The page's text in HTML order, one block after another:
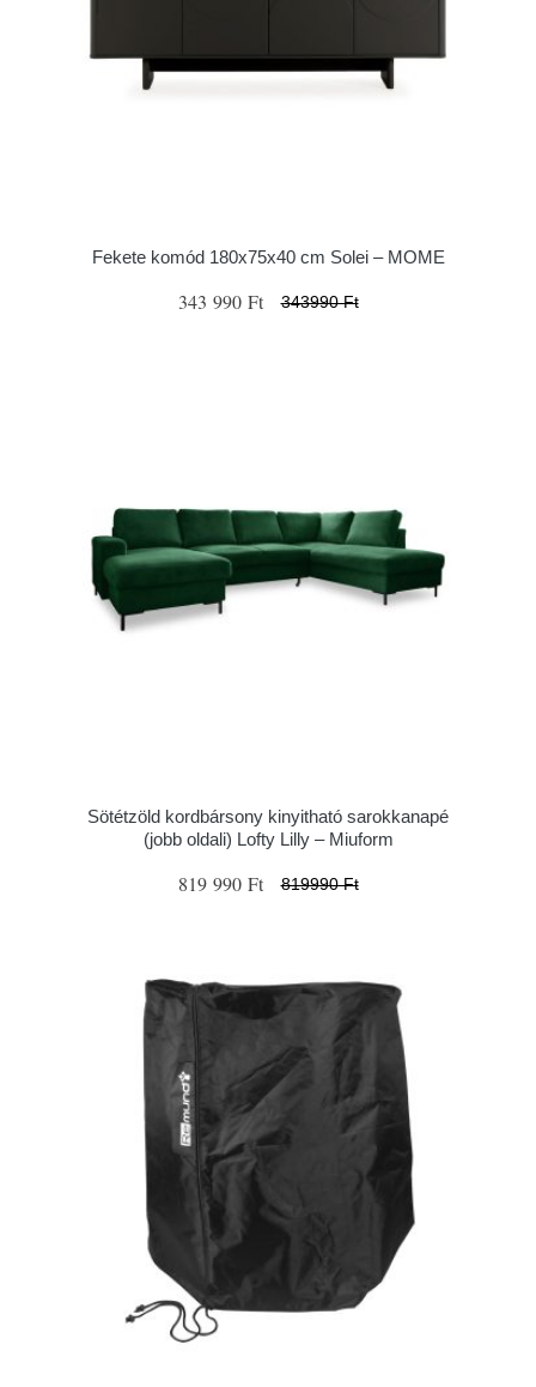
Fekete komód 180x75x40 cm Solei – MOME
343 990 Ft 343990 Ft
Sötétzöld kordbársony kinyitható sarokkanapé
(jobb oldali) Lofty Lilly – Miuform
819 990 Ft 819990 Ft